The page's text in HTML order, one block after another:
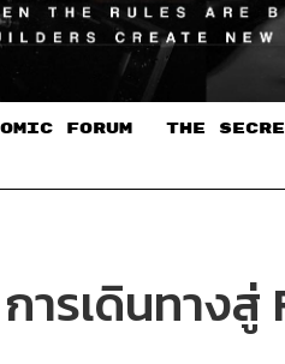
FORUM THE
รเดินทางสู่